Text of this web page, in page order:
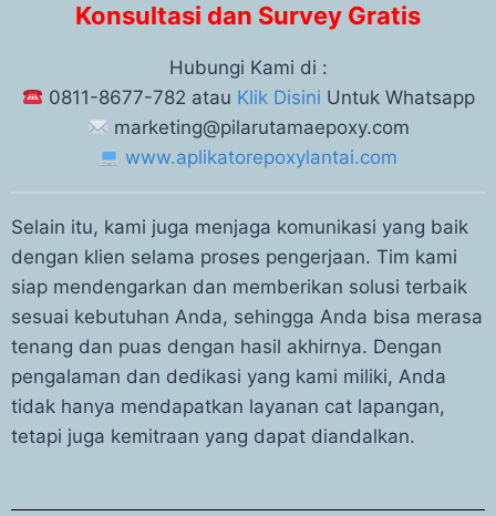
Konsultasi dan Survey Gratis
Hubungi Kami di :
0811-8677-782 atau Klik Disini Untuk Whatsapp
marketing@pilarutamaepoxy.com
www.aplikatorepoxylantai.com
Selain itu, kami juga menjaga komunikasi yang baik
dengan klien selama proses pengerjaan. Tim kami
siap mendengarkan dan memberikan solusi terbaik
sesuai kebutuhan Anda, sehingga Anda bisa merasa
tenang dan puas dengan hasil akhirnya. Dengan
pengalaman dan dedikasi yang kami miliki, Anda
tidak hanya mendapatkan layanan cat lapangan,
tetapi juga kemitraan yang dapat diandalkan.